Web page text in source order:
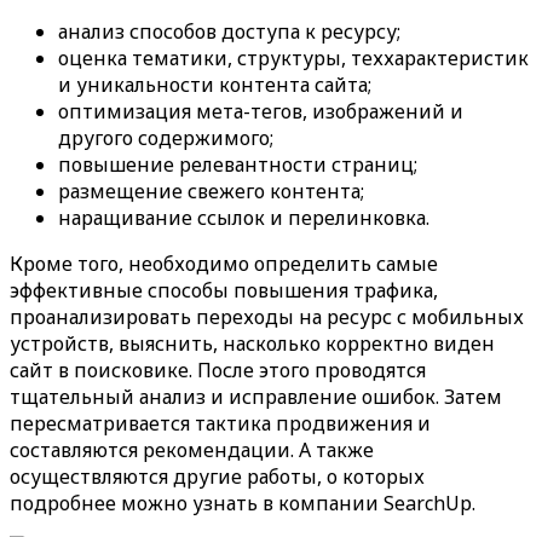
анализ способов доступа к ресурсу;
оценка тематики, структуры, теххарактеристик
и уникальности контента сайта;
оптимизация мета-тегов, изображений и
другого содержимого;
повышение релевантности страниц;
размещение свежего контента;
наращивание ссылок и перелинковка.
Кроме того, необходимо определить самые
эффективные способы повышения трафика,
проанализировать переходы на ресурс с мобильных
устройств, выяснить, насколько корректно виден
сайт в поисковике. После этого проводятся
тщательный анализ и исправление ошибок. Затем
пересматривается тактика продвижения и
составляются рекомендации. А также
осуществляются другие работы, о которых
подробнее можно узнать в компании SearchUp.